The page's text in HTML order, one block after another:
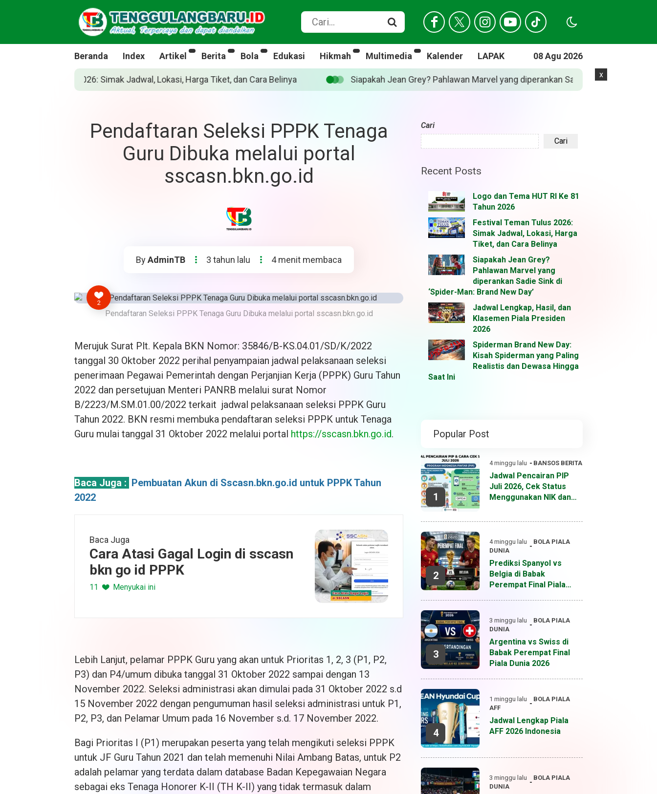
Beranda Index Artikel Berita Bola Edukasi Hikmah Multimedia Kalender LAPAK 08 Agu 2026
Lokasi, Harga Tiket, dan Cara Belinya Siapakah Jean Grey? Pahlawan Marvel yang diperankan Sadie Sink di ‘Spider-Man: Brand New Day’
Pendaftaran Seleksi PPPK Tenaga
Guru Dibuka melalui portal
sscasn.bkn.go.id
ByAdminTB 3 tahun lalu 4 menit membaca
2
Pendaftaran Seleksi PPPK Tenaga Guru Dibuka melalui portal sscasn.bkn.go.id
Merujuk Surat Plt. Kepala BKN Nomor: 35846/B-KS.04.01/SD/K/2022
tanggal 30 Oktober 2022 perihal penyampaian jadwal pelaksanaan seleksi
penerimaan Pegawai Pemerintah dengan Perjanjian Kerja (PPPK) Guru Tahun
2022 dan persetujuan Menteri PANRB melalui surat Nomor
B/2223/M.SM.01.00/2022 terkait jadwal pelaksanaan seleksi PPPK Guru
Tahun 2022. BKN resmi membuka pendaftaran seleksi PPPK untuk Tenaga
Guru mulai tanggal 31 Oktober 2022 melalui portal https://sscasn.bkn.go.id.
Baca Juga : Pembuatan Akun di Sscasn.bkn.go.id untuk PPPK Tahun
2022
Baca Juga
Cara Atasi Gagal Login di sscasn
bkn go id PPPK
11 Menyukai ini
Lebih Lanjut, pelamar PPPK Guru yang akan untuk Prioritas 1, 2, 3 (P1, P2,
P3) dan P4/umum dibuka tanggal 31 Oktober 2022 sampai dengan 13
November 2022. Seleksi administrasi akan dimulai pada 31 Oktober 2022 s.d
15 November 2022 dengan pengumuman hasil seleksi administrasi untuk P1,
P2, P3, dan Pelamar Umum pada 16 November s.d. 17 November 2022.
Bagi Prioritas I (P1) merupakan peserta yang telah mengikuti seleksi PPPK
untuk JF Guru Tahun 2021 dan telah memenuhi Nilai Ambang Batas, untuk P2
adalah pelamar yang terdata dalam database Badan Kepegawaian Negara
sebagai eks Tenaga Honorer K-II (TH K-II) yang tidak termasuk dalam
Cari
Cari
Recent Posts
Logo dan Tema HUT RI Ke 81
Tahun 2026
Festival Teman Tulus 2026:
Simak Jadwal, Lokasi, Harga
Tiket, dan Cara Belinya
Siapakah Jean Grey?
Pahlawan Marvel yang
diperankan Sadie Sink di
‘Spider-Man: Brand New Day’
Jadwal Lengkap, Hasil, dan
Klasemen Piala Presiden
2026
Spiderman Brand New Day:
Kisah Spiderman yang Paling
Realistis dan Dewasa Hingga
Saat Ini
Popular Post
1
4 minggu lalu BANSOS BERITA
Jadwal Pencairan PIP
Juli 2026, Cek Status
Menggunakan NIK dan
2
4 minggu lalu BOLA PIALA
DUNIA
Prediksi Spanyol vs
Belgia di Babak
Perempat Final Piala
3
3 minggu lalu BOLA PIALA
DUNIA
Argentina vs Swiss di
Babak Perempat Final
Piala Dunia 2026
4
1 minggu lalu BOLA PIALA
AFF
Jadwal Lengkap Piala
AFF 2026 Indonesia
3 minggu lalu BOLA PIALA
DUNIA
x